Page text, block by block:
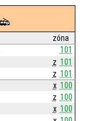
zóna
101
z 101
z 101
x 100
z 100
x 100